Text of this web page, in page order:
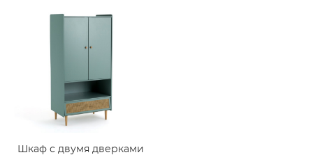
Шкаф с двумя дверками